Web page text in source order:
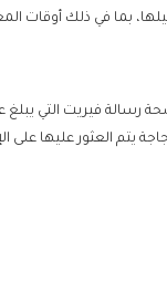
بما في ذلك أوقات
يتم العثور عليها على